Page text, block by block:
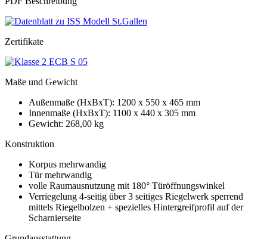
Zertifikate
Maße und Gewicht
Außenmaße (HxBxT): 1200 x 550 x 465 mm
Innenmaße (HxBxT): 1100 x 440 x 305 mm
Gewicht: 268,00 kg
Konstruktion
Korpus mehrwandig
Tür mehrwandig
volle Raumausnutzung mit 180° Türöffnungswinkel
Verriegelung 4-seitig über 3 seitiges Riegelwerk sperrend
mittels Riegelbolzen + spezielles Hintergreifprofil auf der
Scharnierseite